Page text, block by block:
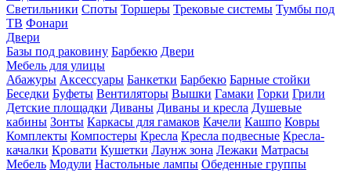
Светильники Споты Торшеры Трековые системы Тумбы под
ТВ Фонари
Двери
Базы под раковину Барбекю Двери
Мебель для улицы
Абажуры Аксессуары Банкетки Барбекю Барные стойки
Беседки Буфеты Вентиляторы Вышки Гамаки Горки Грили
Детские площадки Диваны Диваны и кресла Душевые
кабины Зонты Каркасы для гамаков Качели Кашпо Ковры
Комплекты Компостеры Кресла Кресла подвесные Кресла-
качалки Кровати Кушетки Лаунж зона Лежаки Матрасы
Мебель Модули Настольные лампы Обеденные группы